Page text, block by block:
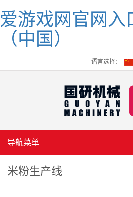
爱游戏网官网入
（中国）
语言选择：
导航菜单
米粉生产线